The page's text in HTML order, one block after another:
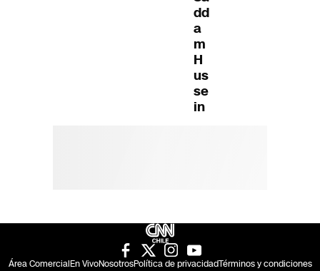
dd
a
m
H
us
se
in
Área ComercialEn VivoNosotrosPolítica de privacidadTérminos y condiciones